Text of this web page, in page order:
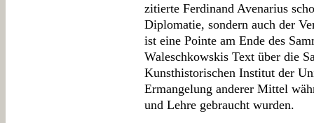
zitierte Ferdinand Avenarius
Diplomatie, sondern auch der
ist eine Pointe am Ende des
Waleschkowskis Text über die
Kunsthistorischen Institut der
Ermangelung anderer Mittel
und Lehre gebraucht wurden.